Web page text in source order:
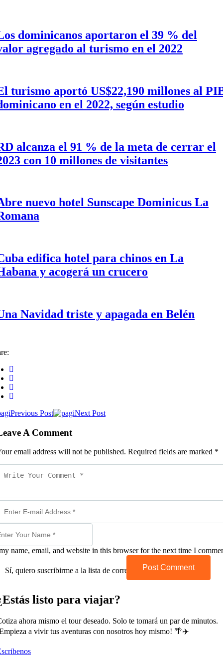
dominicanos aportaron el 39 % del
agregado al turismo en el 2022
turismo aportó US$22,190 millones al
en el 2022, según estudio
alcanza el 91 % de la meta de cerrar el
con 10 millones de visitantes
nuevo hotel Sunscape Dominicus La
edifica hotel para chinos en La
y acogerá un crucero
Navidad triste y apagada en Belén
Previous Post Next Post
A Comment
email address will not be published. Required fields are marked *
name, email, and website in this browser for the next time I
Sí, quiero suscribirme a la lista de correo. Post Comment
listo para viajar?
ahora mismo el tour deseado. Solo te tomará un par de minutos.
a vivir tus aventuras con nosotros hoy mismo! 🌴✈️